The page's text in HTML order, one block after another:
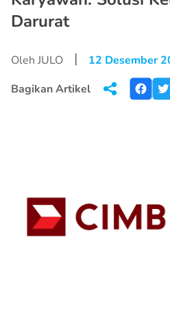
Darurat
Oleh JULO |
12 Desember
Bagikan Artikel